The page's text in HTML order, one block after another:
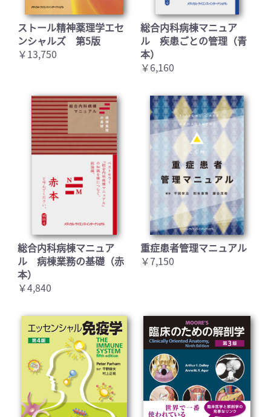
お買い物を続ける カートへ進む
ストール精神薬理学エセ
ンシャルズ 第5版
￥13,750
総合内科病棟マニュア
ル 疾患ごとの管理（青
本）
￥6,160
総合内科病棟マニュア
ル 病棟業務の基礎（赤
本）
￥4,840
重症患者管理マニュアル
￥7,150